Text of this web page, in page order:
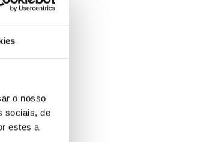
o nosso
sociais, de
estes a